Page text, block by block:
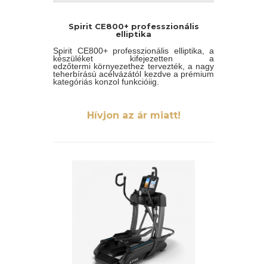
Spirit CE800+ professzionális
elliptika
Spirit CE800+ professzionális elliptika, a
készüléket kifejezetten a
edzőtermi környezethez tervezték, a nagy
teherbírású acélvázától kezdve a prémium
kategóriás konzol funkcióiig.
Hívjon az ár miatt!